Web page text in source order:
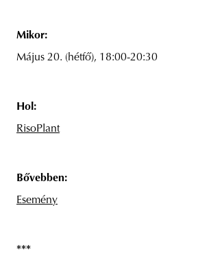
Mikor:
Május 20. (hétfő), 18:00-20:30
Hol:
RisoPlant
Bővebben:
Esemény
***